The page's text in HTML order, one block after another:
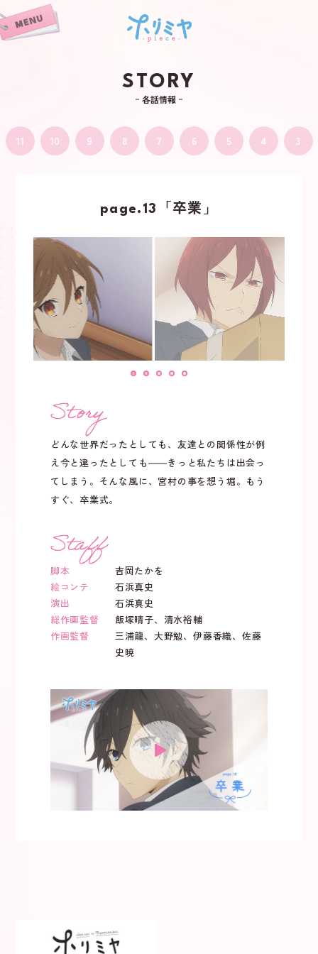
NEWS
TikTok
STORY
各話情報
11 10 9 8 7 6 5 4 3
page.13「卒業」
どんな世界だったとしても、友達との関係性が例
え今と違ったとしても――きっと私たちは出会っ
てしまう。そんな風に、宮村の事を想う堀。もう
すぐ、卒業式。
脚本
吉岡たかを
絵コンテ
石浜真史
演出
石浜真史
総作画監督
飯塚晴子、清水裕輔
作画監督
三浦龍、大野勉、伊藤香織、佐藤
史暁